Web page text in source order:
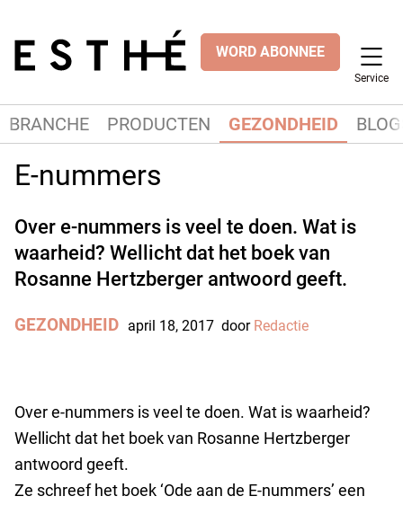
WORD ABONNEE
Service
BRANCHE PRODUCTEN GEZONDHEID
E-nummers
Over e-nummers is veel te doen. Wat is
waarheid? Wellicht dat het boek van
Rosanne Hertzberger antwoord geeft.
GEZONDHEID april 18, 2017 door Redactie
Over e-nummers is veel te doen. Wat is waarheid?
Wellicht dat het boek van Rosanne Hertzberger
antwoord geeft.
Ze schreef het boek ‘Ode aan de E-nummers’ een